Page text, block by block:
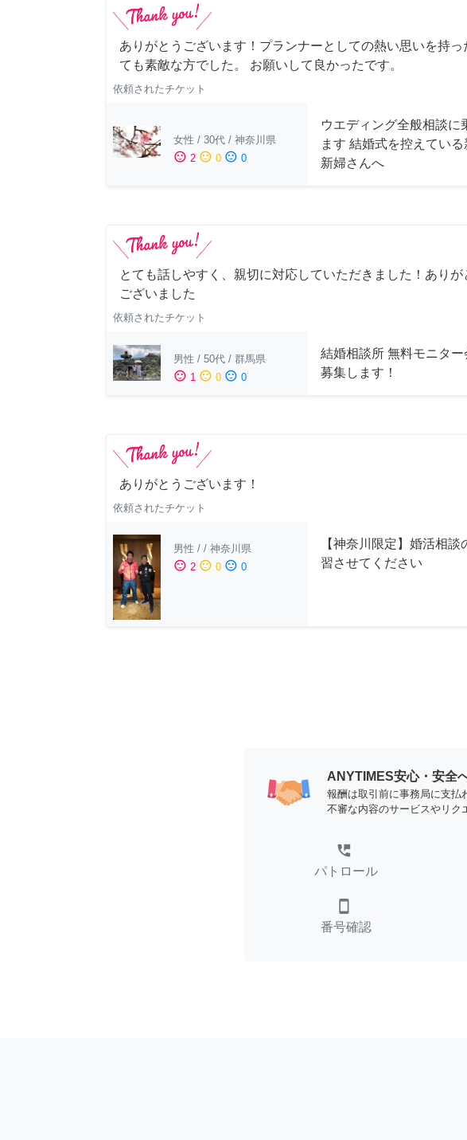
ありがとうございます！プランナーとしての熱い思いを持っ
ても素敵な方でした。 お願いして良かったです。
依頼されたチケット
女性 / 30代 / 神奈川県
sentiment_satisfied 2 sentiment_neutral 0 sentiment_dissatisfied 0
ウエディング全般相談に
ます 結婚式を控えている
新婦さんへ
とても話しやすく、親切に対応していただきました！ありが
ございました
依頼されたチケット
男性 / 50代 / 群馬県
sentiment_satisfied 1 sentiment_neutral 0 sentiment_dissatisfied 0
結婚相談所 無料モニター
募集します！
ありがとうございます！
依頼されたチケット
男性 / / 神奈川県
sentiment_satisfied 2 sentiment_neutral 0 sentiment_dissatisfied 0
【神奈川限定】婚活相談
習させてください
ANYTIMES安心・安全
報酬は取引前に事務局に支払
不審な内容のサービスやリク
perm_phone_msg
パトロール
smartphone
番号確認